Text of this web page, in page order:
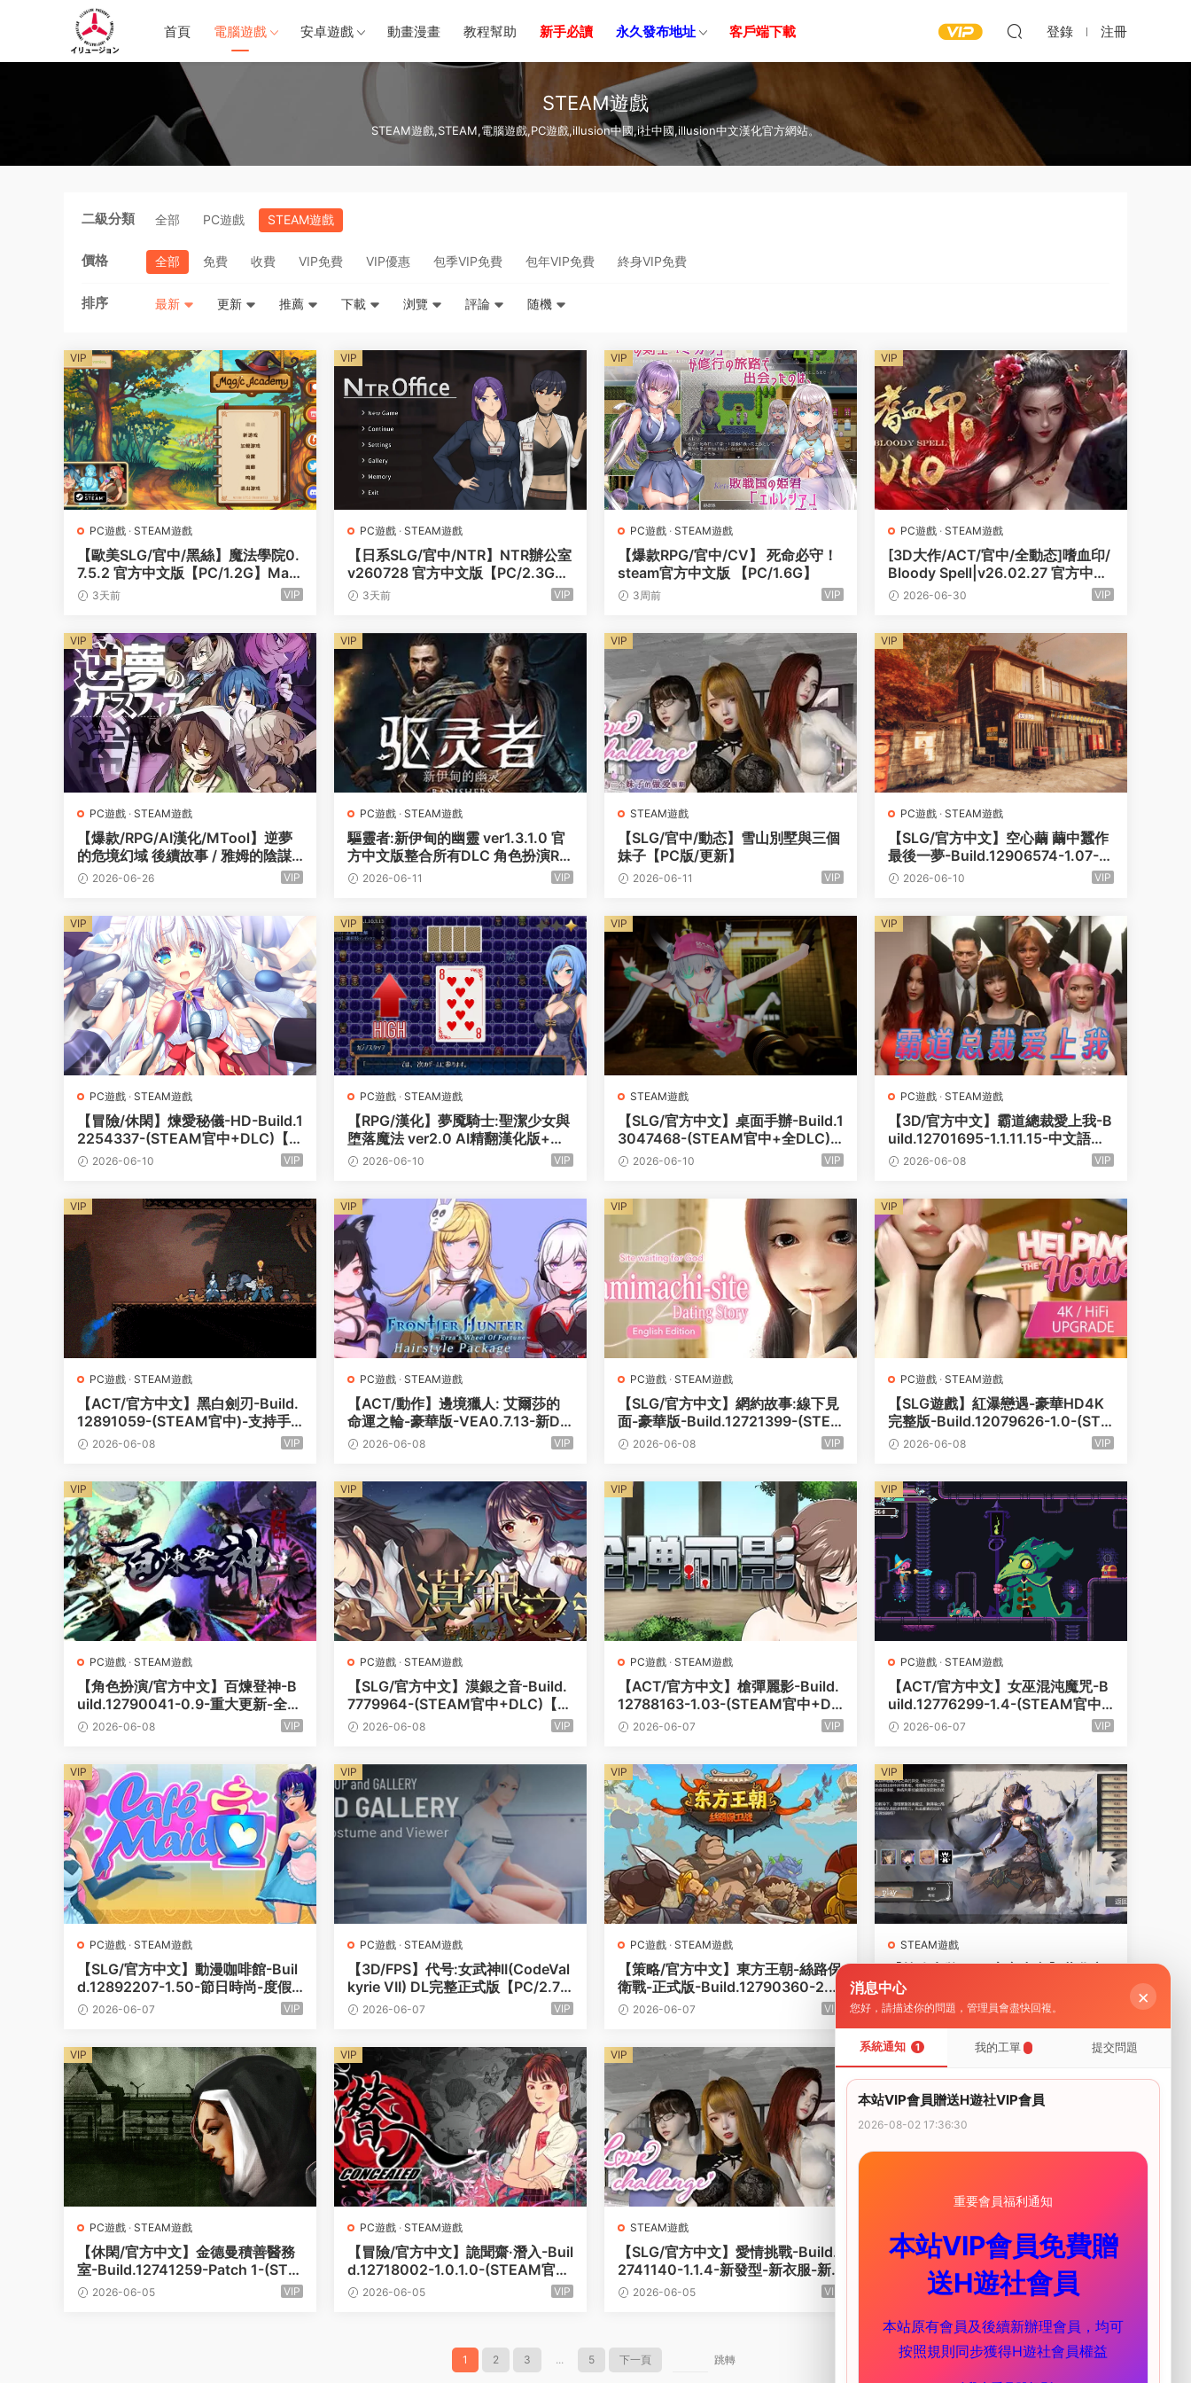
首頁 電腦遊戲 安卓遊戲 動畫漫畫 教程幫助 新手必讀 永久發布地址 客戶端下載 登錄 注冊
STEAM遊戲
STEAM遊戲,STEAM,電腦遊戲,PC遊戲,illusion中國,i社中國,illusion中文漢化官方網站。
二級分類 全部 PC遊戲 STEAM遊戲
價格 全部 免費 收費 VIP免費 VIP優惠 包季VIP免費 包年VIP免費 終身VIP免費
排序 最新 更新 推薦 下載 浏覽 評論 随機
PC遊戲 · STEAM遊戲
【歐美SLG/官中/黑絲】魔法學院0.
7.5.2 官方中文版【PC/1.2G】Magi
c Academy
3天前 VIP
VIP
PC遊戲 · STEAM遊戲
【日系SLG/官中/NTR】NTR辦公室
v260728 官方中文版【PC/2.3G】
NTR office
3天前 VIP
VIP
PC遊戲 · STEAM遊戲
【爆款RPG/官中/CV】 死命必守！
steam官方中文版 【PC/1.6G】
3周前 VIP
VIP
PC遊戲 · STEAM遊戲
[3D大作/ACT/官中/全動态]嗜血印/
Bloody Spell|v26.02.27 官方中文
豪華版全DLC|[12.2G]
2026-06-30 VIP
VIP
PC遊戲 · STEAM遊戲
【爆款/RPG/AI漢化/MTool】逆夢
的危境幻域 後續故事 / 雅姆的陰謀S
TEAM版 v1.00 / DL版本體 v1.21 +
2026-06-26 VIP
VIP
PC遊戲 · STEAM遊戲
驅靈者:新伊甸的幽靈 ver1.3.1.0 官
方中文版整合所有DLC 角色扮演RP
G遊戲【僅電腦版本】
2026-06-11 VIP
VIP
STEAM遊戲
【SLG/官中/動态】雪山別墅與三個
妹子【PC版/更新】
2026-06-11 VIP
VIP
PC遊戲 · STEAM遊戲
【SLG/官方中文】空心繭 繭中蠶作
最後一夢-Build.12906574-1.07-(S
TEAM官中)-多結局【PC電腦/8G】
2026-06-10 VIP
VIP
PC遊戲 · STEAM遊戲
【冒險/休閑】煉愛秘儀-HD-Build.1
2254337-(STEAM官中+DLC)【P
C電腦/4.5G】
2026-06-10 VIP
VIP
PC遊戲 · STEAM遊戲
【RPG/漢化】夢魇騎士:聖潔少女與
堕落魔法 ver2.0 AI精翻漢化版+全
回想 【PC電腦/1.8G】
2026-06-10 VIP
VIP
STEAM遊戲
【SLG/官方中文】桌面手辦-Build.1
3047468-(STEAM官中+全DLC)
【PC電腦/6G】
2026-06-10 VIP
VIP
PC遊戲 · STEAM遊戲
【3D/官方中文】霸道總裁愛上我-B
uild.12701695-1.1.11.15-中文語音-
(STEAM官中+DLC)【10G/PC電
2026-06-08 VIP
VIP
PC遊戲 · STEAM遊戲
【ACT/官方中文】黑白劍刃-Build.
12891059-(STEAM官中)-支持手
柄【PC電腦/2G】
2026-06-08 VIP
VIP
PC遊戲 · STEAM遊戲
【ACT/動作】邊境獵人: 艾爾莎的
命運之輪-豪華版-VEA0.7.13-新DL
C-發型包-(官方中文+全DLC-服裝
2026-06-08 VIP
VIP
PC遊戲 · STEAM遊戲
【SLG/官方中文】網約故事:線下見
面-豪華版-Build.12721399-(STEA
M官中+DLC+特典)【700M/PC電
2026-06-08 VIP
VIP
PC遊戲 · STEAM遊戲
【SLG遊戲】紅瀑戀遇-豪華HD4K
完整版-Build.12079626-1.0-(STE
AM官方中文+全DLC)【PC電腦/20
2026-06-08 VIP
VIP
PC遊戲 · STEAM遊戲
【角色扮演/官方中文】百煉登神-B
uild.12790041-0.9-重大更新-全新
的裝備系統和煉丹回歸-(官中)【2G/
2026-06-08 VIP
VIP
PC遊戲 · STEAM遊戲
【SLG/官方中文】漠銀之音-Build.
7779964-(STEAM官中+DLC)【1
G/PC電腦】
2026-06-08 VIP
VIP
PC遊戲 · STEAM遊戲
【ACT/官方中文】槍彈麗影-Build.
12788163-1.03-(STEAM官中+DL
C)-支持手柄【2G/PC電腦】
2026-06-07 VIP
VIP
PC遊戲 · STEAM遊戲
【ACT/官方中文】女巫混沌魔咒-B
uild.12776299-1.4-(STEAM官中+
DLC)-支持手柄【1G/PC電腦】
2026-06-07 VIP
VIP
PC遊戲 · STEAM遊戲
【SLG/官方中文】動漫咖啡館-Buil
d.12892207-1.50-節日時尚-度假
套裝-(STEAM官中+全DLC擴展包)
2026-06-07 VIP
VIP
PC遊戲 · STEAM遊戲
【3D/FPS】代号:女武神II(CodeVal
kyrie VII) DL完整正式版【PC/2.7
G】2026-06-07 VIP
VIP
PC遊戲 · STEAM遊戲
【策略/官方中文】東方王朝-絲路保
衛戰-正式版-Build.12790360-2.1.
0-新增英雄-琴師-(官中+中文語音)
2026-06-07 VIP
VIP
STEAM遊戲
【策略卡牌SLG/官方中文】萬化之
森-Build.12794591-(STEAM官中)
【1G/PC電腦】
2026-06-06
VIP
PC遊戲 · STEAM遊戲
【休閑/官方中文】金德曼積善醫務
室-Build.12741259-Patch 1-(STE
AM官中+全DLC)【2G/PC電腦】
2026-06-05 VIP
VIP
PC遊戲 · STEAM遊戲
【冒險/官方中文】詭聞齋·潛入-Buil
d.12718002-1.0.1.0-(STEAM官
中)-支持手柄【500MB/PC電腦】
2026-06-05 VIP
VIP
STEAM遊戲
【SLG/官方中文】愛情挑戰-Build.1
2741140-1.1.4-新發型-新衣服-新
配件-(STEAM官中+DLC)-模拟養
2026-06-05 VIP
VIP
【模拟/官方中文】治療師：熱療-B
uild.12713893-5.2-重大更新-自由
熱療法-自定義客戶-(STEAM-EN+
2026-06-05
VIP
1 2 3 ... 5 下一頁 跳轉
消息中心
您好，請描述你的問題，管理員會盡快回複。 ×
系統通知 1 我的工單 提交問題
本站VIP會員贈送H遊社VIP會員
2026-08-02 17:36:30
重要會員福利通知
本站VIP會員免費贈
送H遊社會員
本站原有會員及後續新辦理會員，均可
按照規則同步獲得H遊社會員權益